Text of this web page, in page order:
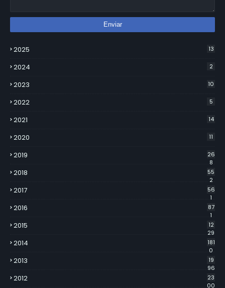
2025 13
2024 2
2023 10
2022 5
2021 14
2020 11
2019
26
8
2018
55
2
2017
56
1
2016
87
1
2015
12
29
2014
181
0
2013
19
96
2012
23
00